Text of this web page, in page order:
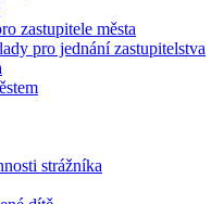
zastupitele města
pro jednání zastupitelstva
strážníka